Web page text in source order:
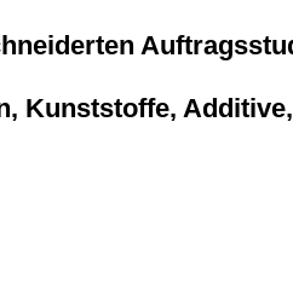
Kunststoffe,